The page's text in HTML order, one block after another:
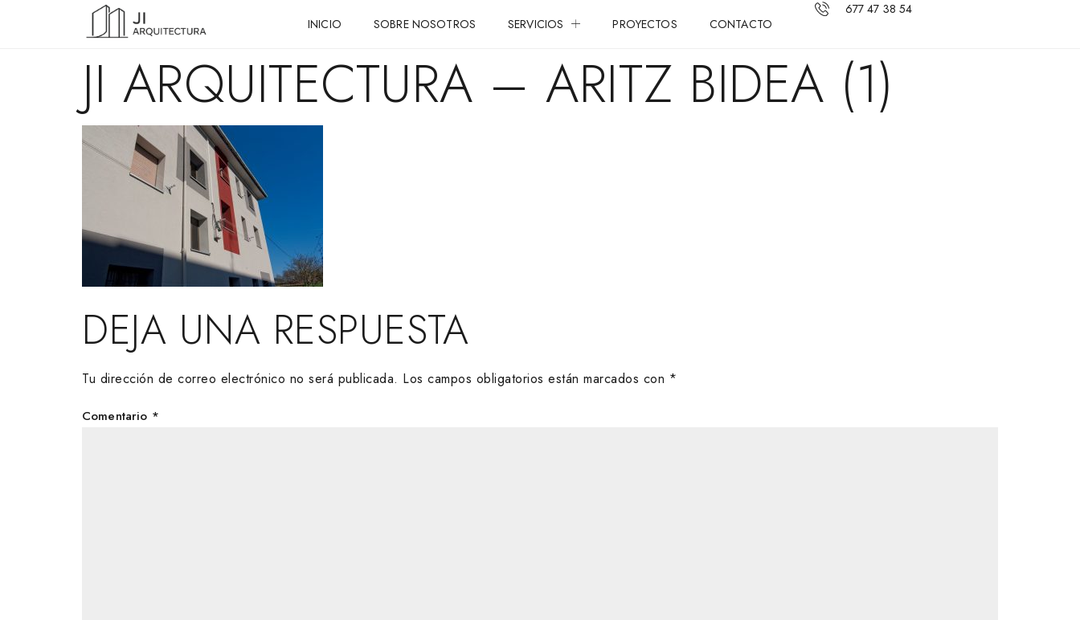
INICIO SOBRE NOSOTROS SERVICIOS PROYECTOS CONTACTO
677 47 38 54
JI ARQUITECTURA – ARITZ BIDEA (1)
DEJA UNA RESPUESTA
Tu dirección de correo electrónico no será publicada. Los campos obligatorios están marcados con *
Comentario *